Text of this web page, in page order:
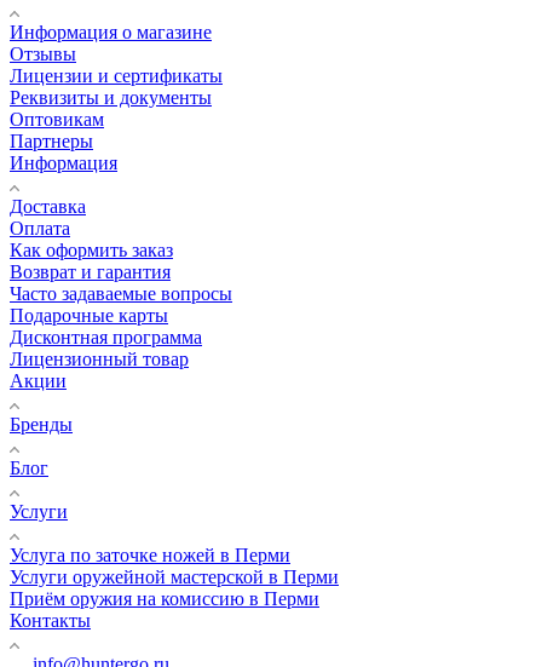
Информация о магазине
Отзывы
Лицензии и сертификаты
Реквизиты и документы
Оптовикам
Партнеры
Информация
Доставка
Оплата
Как оформить заказ
Возврат и гарантия
Часто задаваемые вопросы
Подарочные карты
Дисконтная программа
Лицензионный товар
Акции
Бренды
Блог
Услуги
Услуга по заточке ножей в Перми
Услуги оружейной мастерской в Перми
Приём оружия на комиссию в Перми
Контакты